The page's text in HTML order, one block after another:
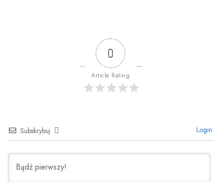
0
Article Rating
Subskrybuj Login